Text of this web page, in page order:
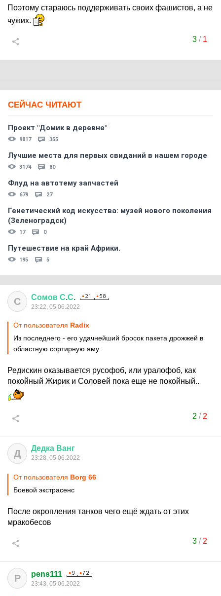
Поэтому стараюсь поддерживать своих фашистов, а не
чужих.
3/ 1
СЕЙЧАС ЧИТАЮТ
Проект "Домик в деревне"
9817 355
Лучшие места для первых свиданий в нашем городе
3174 80
Флуд на автотему запчастей
679 27
Генетический код искусства: музей нового поколения
(Зеленоградск)
17 0
Путешествие на край Африки.
195 5
С Сомов С.С.
23:22, 05.06.2022
От пользователя Rаdix
Из последнего - его удачнейший бросок пакета дрожжей в
областную сортирную яму.
Редискин оказывается русофоб, или уралофоб, как
покойный Жирик и Соловей пока еще не покойный..
2 / 2
Д Дедка Ванг
23:28, 05.06.2022
От пользователя Borg 66
Боевой экстрасенс
После окропления танков чего ещё ждать от этих
мракобесов
3/ 2
P pens111
23:43, 05.06.2022